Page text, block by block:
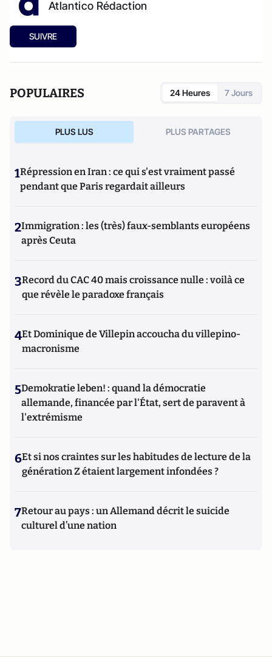
Atlantico Rédaction
SUIVRE
POPULAIRES 24 Heures 7 Jours
PLUS LUS PLUS PARTAGES
1Répression en Iran : ce qui s'est vraiment passé
pendant que Paris regardait ailleurs
2Immigration : les (très) faux-semblants européens
après Ceuta
3Record du CAC 40 mais croissance nulle : voilà ce
que révèle le paradoxe français
4Et Dominique de Villepin accoucha du villepino-
macronisme
5Demokratie leben! : quand la démocratie
allemande, financée par l'État, sert de paravent à
l'extrémisme
6Et si nos craintes sur les habitudes de lecture de la
génération Z étaient largement infondées ?
7Retour au pays : un Allemand décrit le suicide
culturel d’une nation